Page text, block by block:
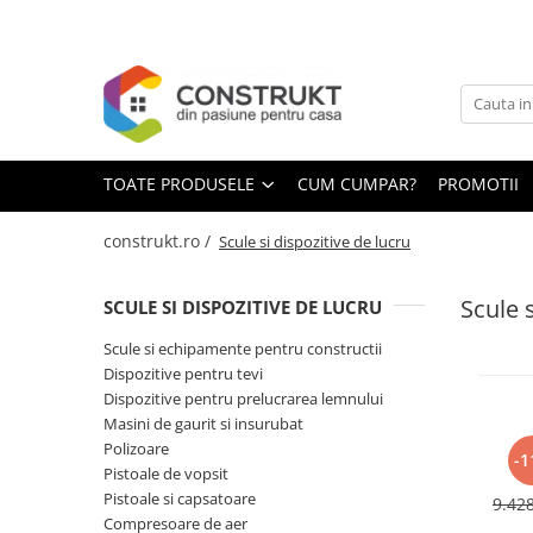
Toate Produsele
Centrale termice
Termoseminee, seminee si sobe
Cazane pe combustibil solid
Termostate de ambient
Aeroterme si destratificatoare de
Radiatoare si convectoare
Incalzire in pardoseala
Panouri radiante si incalzitoare cu
TOATE PRODUSELE CUM CUMPAR? PROMOTII
construkt.ro / Scule si dispozitive de lucru
Scule
SCULE SI DISPOZITIVE DE LUCRU
Scule si echipamente pentru constructii
Dispozitive pentru tevi
Dispozitive pentru prelucrarea lemnului
Masini de gaurit si insurubat
Polizoare
Pistoale de vopsit
Pistoale si capsatoare
Compresoare de aer
-